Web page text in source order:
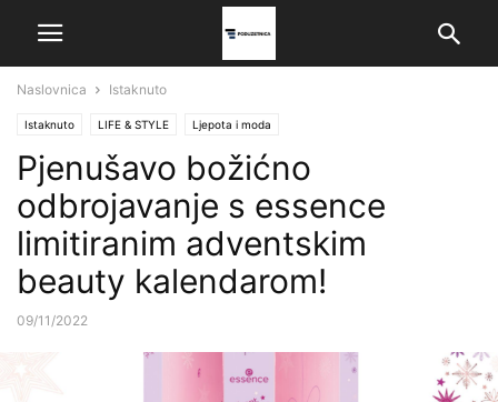
Naslovnica Istaknuto
Istaknuto LIFE & STYLE Ljepota i moda
Pjenušavo božićno
odbrojavanje s essence
limitiranim adventskim
beauty kalendarom!
09/11/2022